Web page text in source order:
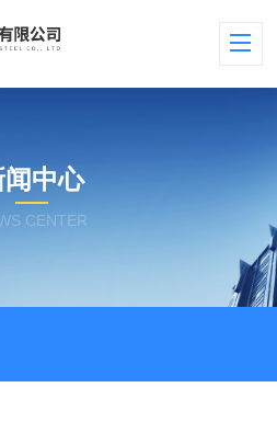
闻中心
CENTER